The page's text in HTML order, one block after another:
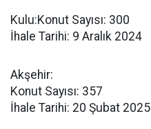
Kulu:Konut Sayısı: 300
İhale Tarihi: 9 Aralık 2024
Akşehir:
Konut Sayısı: 357
İhale Tarihi: 20 Şubat 2025